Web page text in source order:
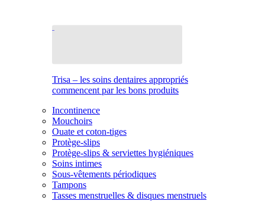
Trisa – les soins dentaires appropriés
commencent par les bons produits
Incontinence
Mouchoirs
Ouate et coton-tiges
Protège-slips
Protège-slips & serviettes hygiéniques
Soins intimes
Sous-vêtements périodiques
Tampons
Tasses menstruelles & disques menstruels